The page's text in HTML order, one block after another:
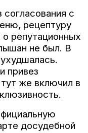
с
рецептуру
репутационных
не был. В
привез
же включил в
досудебной